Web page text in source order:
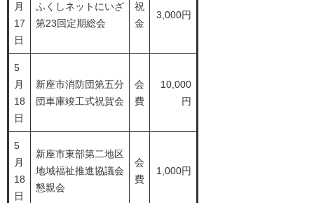
月
17
日
ふくしネットにいざ
第23回定期総会
祝
金
3,000円
5
月
18
日
新座市消防団第五分
団車庫竣工式祝賀会
会
費
10,000
円
5
月
18
日
新座市東部第二地区
地域福祉推進協議会
懇親会
会
費
1,000円